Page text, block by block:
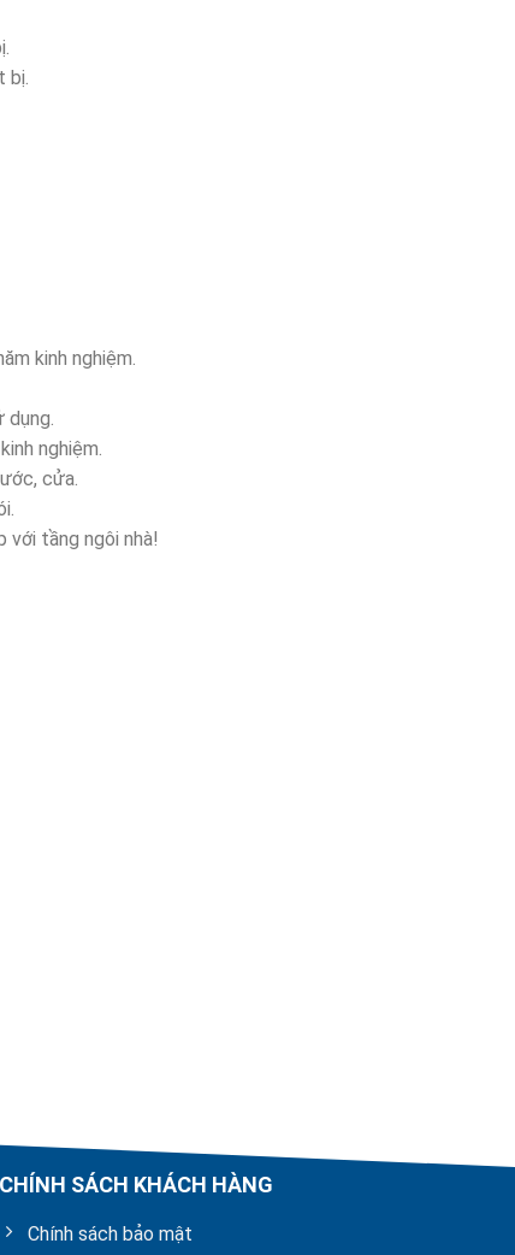
bị.
kinh nghiệm.
dụng.
nghiệm.
cửa.
tầng ngôi nhà!
CHÍNH SÁCH KHÁCH HÀNG
Chính sách bảo mật